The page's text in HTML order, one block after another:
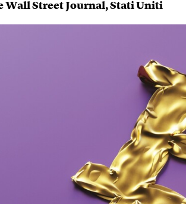
Wall Street Journal,Stati Uniti